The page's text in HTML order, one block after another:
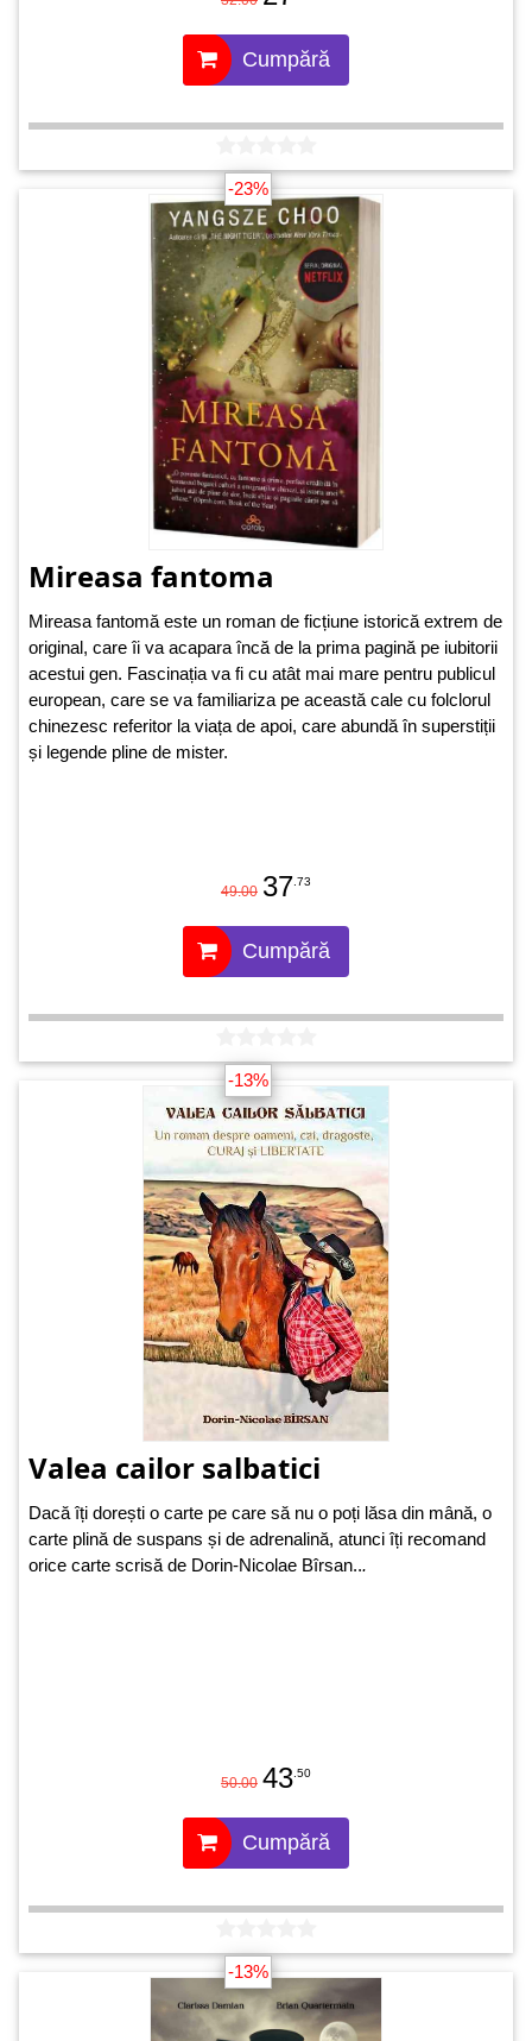
Cumpără
-23%
Mireasa fantoma
Mireasa fantomă este un roman de ficțiune istorică extrem de
original, care îi va acapara încă de la prima pagină pe iubitorii
acestui gen. Fascinația va fi cu atât mai mare pentru publicul
european, care se va familiariza pe această cale cu folclorul
chinezesc referitor la viața de apoi, care abundă în superstiții
și legende pline de mister.
49.00 37 .73
Cumpără
-13%
Valea cailor salbatici
Dacă îți dorești o carte pe care să nu o poți lăsa din mână, o
carte plină de suspans și de adrenalină, atunci îți recomand
orice carte scrisă de Dorin-Nicolae Bîrsan...
50.00 43 .50
Cumpără
-13%